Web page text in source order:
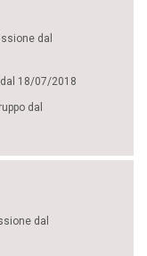
dal
18/07/2018
dal
dal